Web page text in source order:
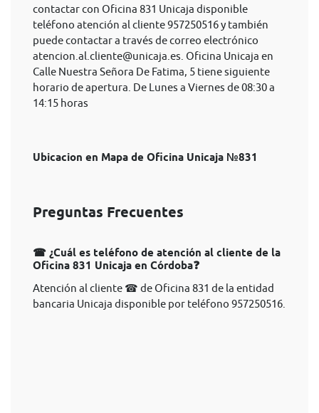
contactar con Oficina 831 Unicaja disponible
teléfono atención al cliente 957250516 y también
puede contactar a través de correo electrónico
atencion.al.cliente@unicaja.es . Oficina Unicaja en
Calle Nuestra Señora De Fatima, 5 tiene siguiente
horario de apertura. De Lunes a Viernes de 08:30 a
14:15 horas
Ubicacion en Mapa de Oficina Unicaja №831
Preguntas Frecuentes
☎ ¿Cuál es teléfono de atención al cliente de la
Oficina 831 Unicaja en Córdoba❓
Atención al cliente ☎ de Oficina 831 de la entidad
bancaria Unicaja disponible por teléfono 957250516.